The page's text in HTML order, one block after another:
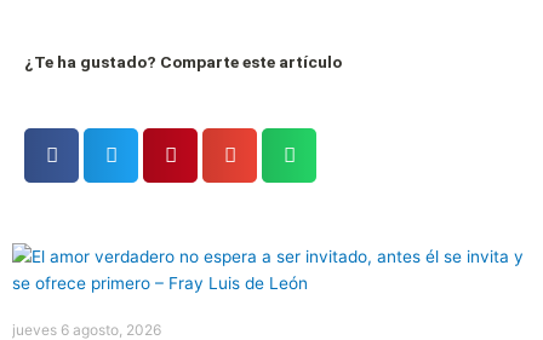
¿Te ha gustado? Comparte este artículo
jueves 6 agosto, 2026
Página
Página
Página
Página
Página